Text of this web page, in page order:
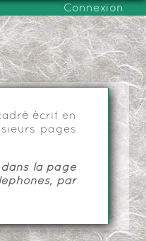
Connexion
écrit en
pages
la page
par